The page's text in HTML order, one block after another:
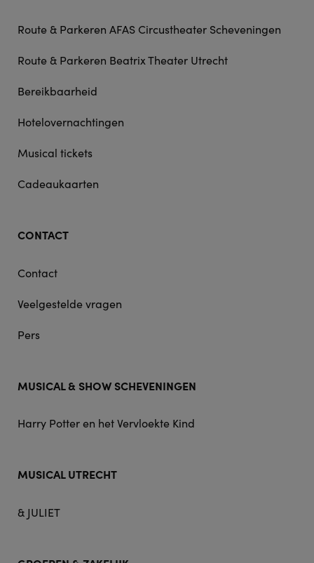
Route & Parkeren AFAS Circustheater Scheveningen
Route & Parkeren Beatrix Theater Utrecht
Bereikbaarheid
Hotelovernachtingen
Musical tickets
Cadeaukaarten
CONTACT
Contact
Veelgestelde vragen
Pers
MUSICAL & SHOW SCHEVENINGEN
Harry Potter en het Vervloekte Kind
MUSICAL UTRECHT
& JULIET